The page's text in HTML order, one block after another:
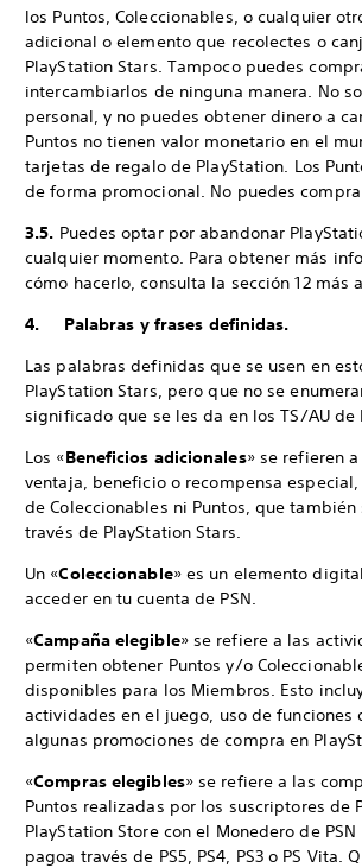
los Puntos, Coleccionables, o cualquier
adicional o elemento que recolectes o
PlayStation Stars. Tampoco puedes
intercambiarlos de ninguna manera. No
personal, y no puedes obtener dinero a
Puntos no tienen valor monetario en el
tarjetas de regalo de PlayStation. Los
de forma promocional. No puedes
3.5. Puedes optar por abandonar
cualquier momento. Para obtener más
cómo hacerlo, consulta la sección 12 más
4. Palabras y frases definidas.
Las palabras definidas que se usen en
PlayStation Stars, pero que no se
significado que se les da en los TS/AU de
Los «Beneficios adicionales» se refieren
ventaja, beneficio o recompensa
de Coleccionables ni Puntos, que también
través de PlayStation Stars.
Un «Coleccionable» es un elemento
acceder en tu cuenta de PSN.
«Campaña elegible» se refiere a las
permiten obtener Puntos y/o
disponibles para los Miembros. Esto
actividades en el juego, uso de funciones
algunas promociones de compra en
«Compras elegibles» se refiere a las
Puntos realizadas por los suscriptores de
PlayStation Store con el Monedero de
pagoa través de PS5, PS4, PS3 o PS Vita.